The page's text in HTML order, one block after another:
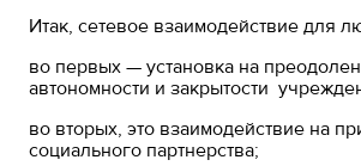
Итак, сетевое взаимодействие для
во первых — установка на
автономности и закрытости
во вторых, это взаимодействие на
социального партнерства;